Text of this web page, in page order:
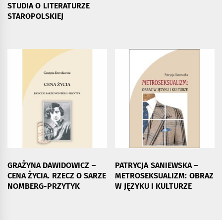
STUDIA O LITERATURZE
STAROPOLSKIEJ
GRAŻYNA DAWIDOWICZ –
CENA ŻYCIA. RZECZ O SARZE
NOMBERG-PRZYTYK
PATRYCJA SANIEWSKA –
METROSEKSUALIZM: OBRAZ
W JĘZYKU I KULTURZE